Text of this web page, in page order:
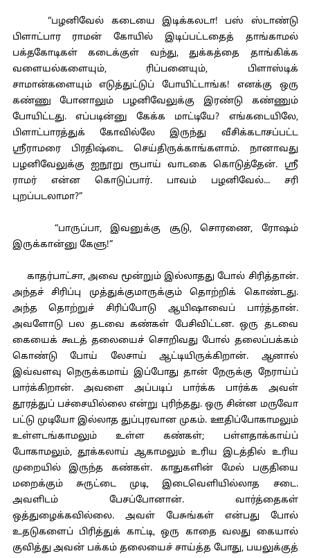
“பழனிவேல் கடையை இடிக்கலடா! பஸ் ஸ்டாண்டு
பிளாட்பார ராமன் கோயில் இடிப்பட்டதைத் தாங்காமல்
பக்தகோடிகள் கடைக்குள் வந்து, துக்கத்தை தாங்கிக்க
வளையல்களையும், ரிப்பனையும், பிளாஸ்டிக்
சாமான்களையும் எடுத்துட்டுப் போயிட்டாங்க! எனக்கு ஒரு
கண்ணு போனாலும் பழனிவேலுக்கு இரண்டு கண்ணும்
போயிட்டது. எப்படின்னு கேக்க மாட்டியே? எங்கடையிலே,
பிளாட்பாரத்துக் கோவில்லே இருந்து வீசிக்கடாசப்பட்ட
ஸ்ரீராமரை பிரதிஷ்டை செய்திருக்காங்களாம். நானாவது
பழனிவேலுக்கு ஐநூறு ரூபாய் வாடகை கொடுத்தேன். ஸ்ரீ
ராமர் என்ன கொடுப்பார். பாவம் பழனிவேல்... சரி
புறப்படலாமா?”
“பாருப்பா, இவனுக்கு சூடு, சொரணை, ரோஷம்
இருக்கான்னு கேளு!”
காதர்பாட்சா, அவை மூன்றும் இல்லாதது போல் சிரித்தான்.
அந்தச் சிரிப்பு முத்துக்குமாருக்கும் தொற்றிக் கொண்டது.
அந்த தொற்றுச் சிரிப்போடு ஆயிஷாவைப் பார்த்தான்.
அவளோடு பல தடவை கண்கள் பேசிவிட்டன. ஒரு தடவை
கையைக் கூடத் தலையைச் சொறிவது போல் தலைப்பக்கம்
கொண்டு போய் லேசாய் ஆட்டியிருக்கிறான். ஆனால்
இவ்வளவு நெருக்கமாய் இப்போது தான் நேருக்கு நேராய்ப்
பார்க்கிறான். அவளை அப்படிப் பார்க்க பார்க்க அவள்
தூரத்துப் பச்சையில்லை என்று புரிந்தது. ஒரு சின்ன மருவோ
பட்டு முடியோ இல்லாத துப்புரவான முகம். ஊதிப்போகாமலும்
உள்ளடங்காமலும் உள்ள கண்கள்; பள்ளதாக்காய்ப்
போகாமலும், தூக்கலாய் ஆகாமலும் உரிய இடத்தில் உரிய
முறையில் இருந்த கண்கள். காதுகளின் மேல் பகுதியை
மறைக்கும் சுருட்டை முடி, இடைவெளியில்லாத சடை.
அவளிடம் பேசப்போனான். வார்த்தைகள்
ஒத்துழைக்கவில்லை. அவள் பேசுங்கள் என்பது போல்
உதடுகளைப் பிரித்துக் காட்டி, ஒரு காதை வலது கையால்
குவித்து அவன் பக்கம் தலையைச் சாய்த்த போது, பயலுக்குத்